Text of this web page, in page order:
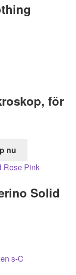
för
nu
Solid